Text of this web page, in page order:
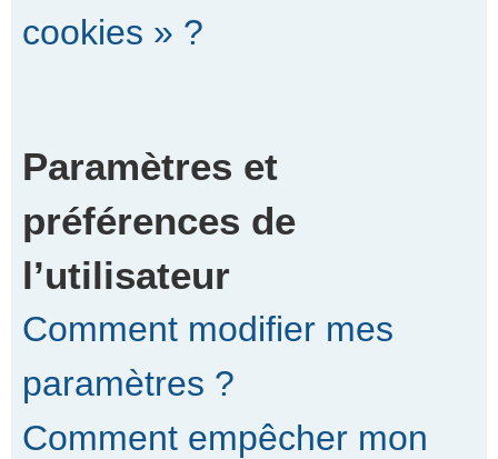
cookies » ?
Paramètres et
préférences de
l’utilisateur
Comment modifier mes
paramètres ?
Comment empêcher mon